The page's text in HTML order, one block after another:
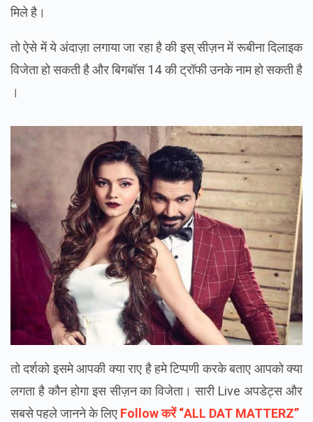
मिले है।
तो ऐसे में ये अंदाज़ा लगाया जा रहा है की इस् सीज़न में रूबीना दिलाइक
विजेता हो सकती है और बिगबॉस 14 की ट्रॉफी उनके नाम हो सकती है
।
तो दर्शको इसमे आपकी क्या राए है हमे टिप्पणी करके बताए आपको क्या
लगता है कौन होगा इस सीज़न का विजेता। सारी Live अपडेट्स और
सबसे पहले जानने के लिए Follow करें “ALL DAT MATTERZ”